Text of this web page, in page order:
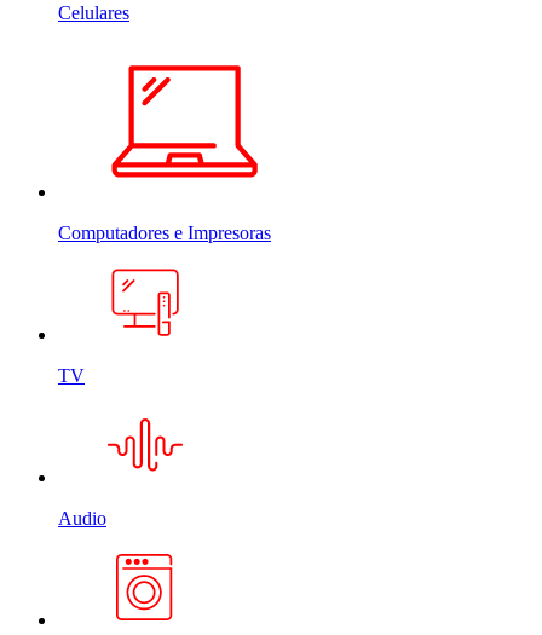
Celulares
Computadores e Impresoras
TV
Audio